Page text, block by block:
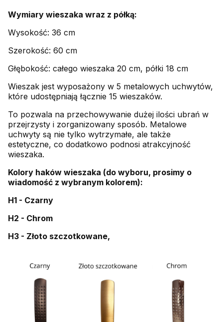
Wymiary wieszaka wraz z półką:
Wysokość: 36 cm
Szerokość: 60 cm
Głębokość: całego wieszaka 20 cm, półki 18 cm
Wieszak jest wyposażony w 5 metalowych uchwytów,
które udostępniają łącznie 15 wieszaków.
To pozwala na przechowywanie dużej ilości ubrań w
przejrzysty i zorganizowany sposób. Metalowe
uchwyty są nie tylko wytrzymałe, ale także
estetyczne, co dodatkowo podnosi atrakcyjność
wieszaka.
Kolory haków wieszaka (do wyboru, prosimy o
wiadomość z wybranym kolorem):
H1 - Czarny
H2 - Chrom
H3 - Złoto szczotkowane,